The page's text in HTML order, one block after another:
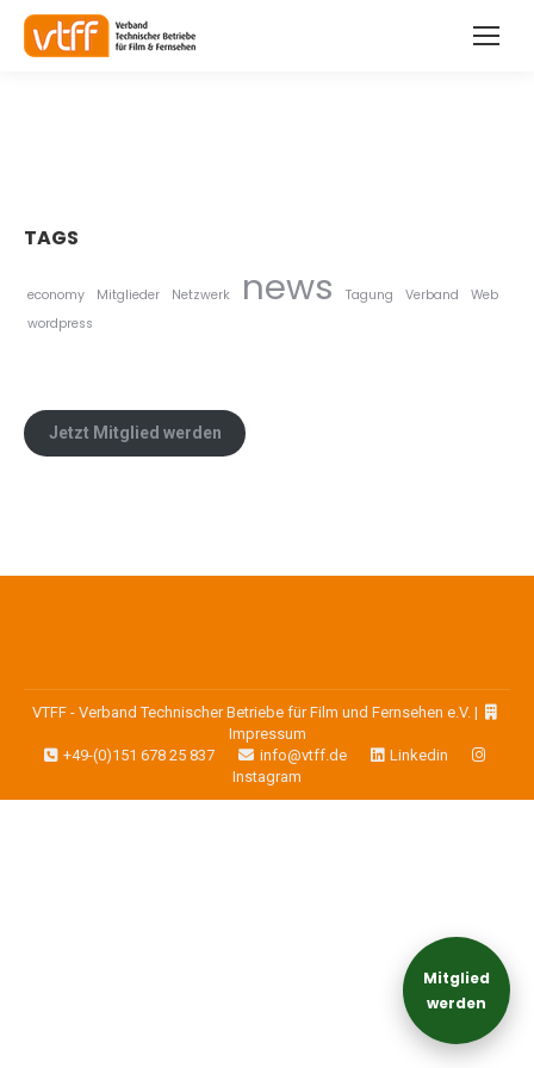
TAGS
economy Mitglieder Netzwerk news Tagung Verband
Web
wordpress
Jetzt Mitglied werden
Mitglied
werden
VTFF - Verband Technischer Betriebe für Film und Fernsehen e.V. |
Impressum
+49-(0)151 678 25 837
info@vtff.de
Linkedin
Instagram